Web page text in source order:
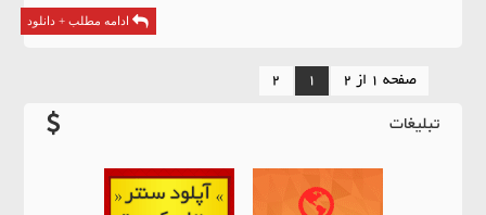
ادامه مطلب + دانلود
صفحه 1 از 2 1
2
تبلیغات